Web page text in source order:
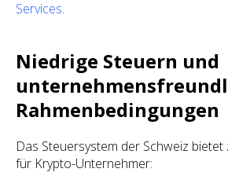
Services.
Niedrige Steuern und
Rahmenbedingungen
Das Steuersystem der Schweiz
für Krypto-Unternehmer: